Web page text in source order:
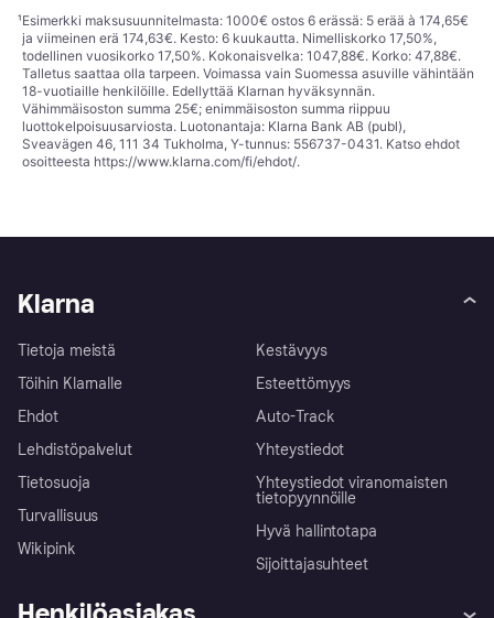
¹Esimerkki maksusuunnitelmasta: 1000€ ostos 6 erässä: 5 erää à 174,65€
ja viimeinen erä 174,63€. Kesto: 6 kuukautta. Nimelliskorko 17,50%,
todellinen vuosikorko 17,50%. Kokonaisvelka: 1047,88€. Korko: 47,88€.
Talletus saattaa olla tarpeen. Voimassa vain Suomessa asuville vähintään
18-vuotiaille henkilöille. Edellyttää Klarnan hyväksynnän.
Vähimmäisoston summa 25€; enimmäisoston summa riippuu
luottokelpoisuusarviosta. Luotonantaja: Klarna Bank AB (publ),
Sveavägen 46, 111 34 Tukholma, Y-tunnus: 556737-0431. Katso ehdot
osoitteesta https://www.klarna.com/fi/ehdot/.
Klarna
Tietoja meistä
Töihin Klarnalle
Ehdot
Lehdistöpalvelut
Tietosuoja
Turvallisuus
Wikipink
Kestävyys
Esteettömyys
Auto-Track
Yhteystiedot
Yhteystiedot viranomaisten
tietopyynnöille
Hyvä hallintotapa
Sijoittajasuhteet